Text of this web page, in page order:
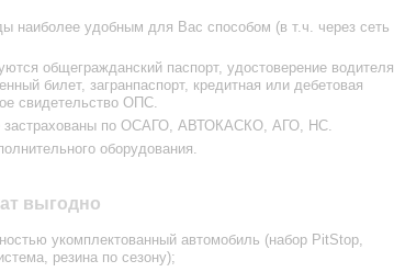
наиболее удобным для Вас способом (в т.ч. через сеть
общегражданский паспорт, удостоверение водителя
билет, загранпаспорт, кредитная или дебетовая
свидетельство ОПС.
застрахованы по ОСАГО, АВТОКАСКО, АГО, НС.
оборудования.
выгодно
укомплектованный автомобиль (набор PitStop,
резина по сезону);